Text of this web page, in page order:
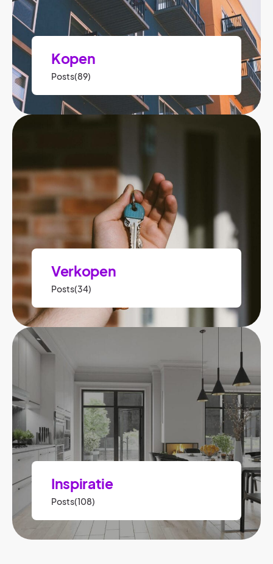
Kopen
Posts(89)
Verkopen
Posts(34)
Inspiratie
Posts(108)